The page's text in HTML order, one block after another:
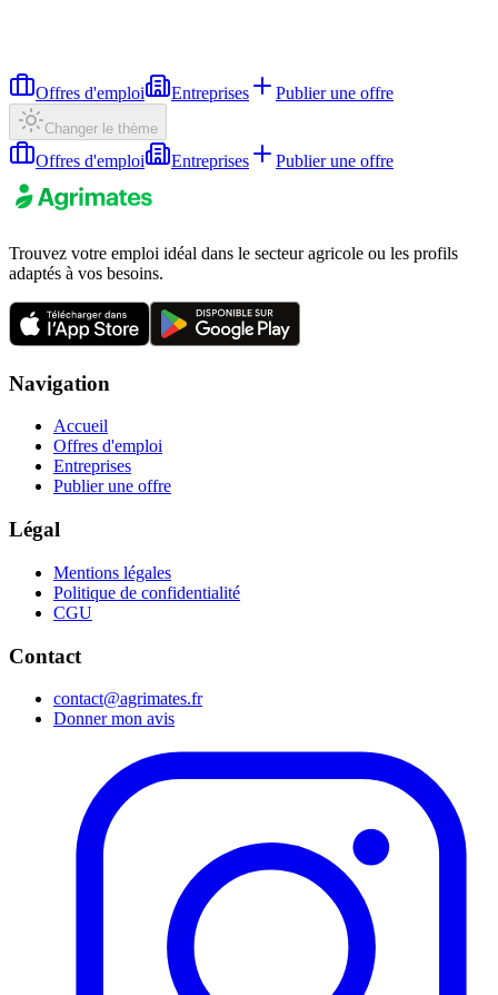
Offres d'emploi Entreprises Publier une offre
Changer le thème
Offres d'emploi Entreprises Publier une offre
Trouvez votre emploi idéal dans le secteur agricole ou les profils
adaptés à vos besoins.
Navigation
Accueil
Offres d'emploi
Entreprises
Publier une offre
Légal
Mentions légales
Politique de confidentialité
CGU
Contact
contact@agrimates.fr
Donner mon avis